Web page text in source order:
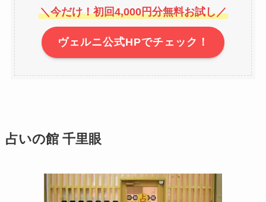
＼今だけ！初回4,000円分無料お試し／
ヴェルニ公式HPでチェック！
占いの館 千里眼